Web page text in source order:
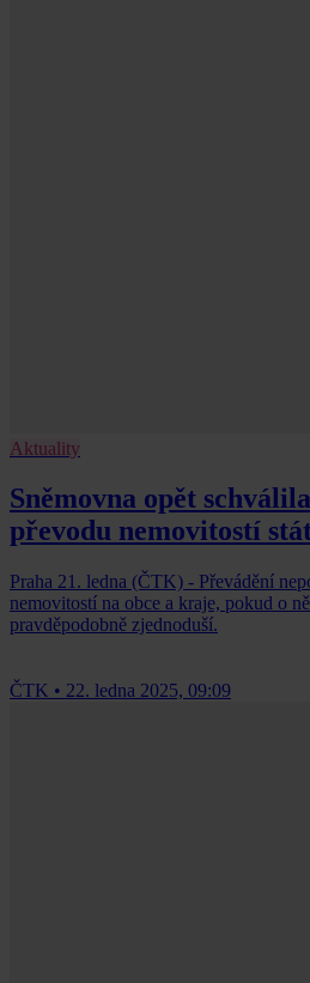
Aktuality
Sněmovna opět
převodu nemovitostí
Praha 21. ledna (ČTK) - Převádění
nemovitostí na obce a kraje, pokud o
pravděpodobně zjednoduší.
ČTK • 22. ledna 2025, 09:09